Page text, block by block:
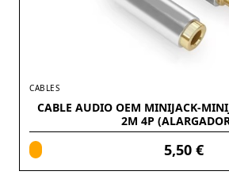
CABLES
CABLE AUDIO OEM MINIJACK-
2M 4P
5,50 €